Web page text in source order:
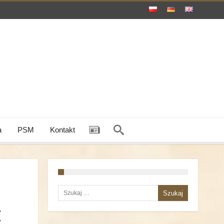
PSM Kontakt
Szukaj: